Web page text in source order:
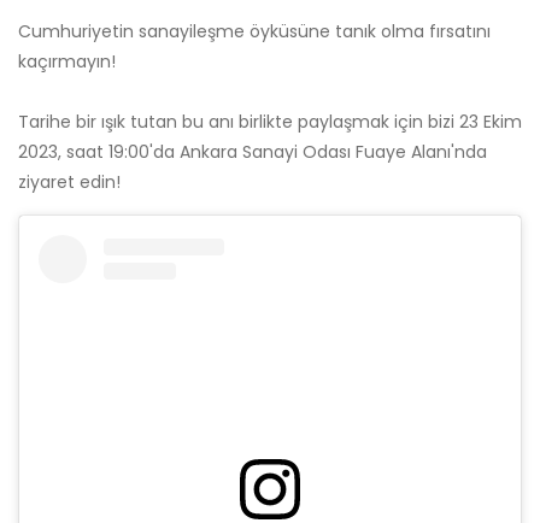
Cumhuriyetin sanayileşme öyküsüne tanık olma fırsatını
kaçırmayın!
Tarihe bir ışık tutan bu anı birlikte paylaşmak için bizi 23 Ekim
2023, saat 19:00'da Ankara Sanayi Odası Fuaye Alanı'nda
ziyaret edin!